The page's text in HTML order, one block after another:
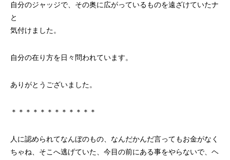
自分のジャッジで、その奥に広がっているものを遠ざけていたナ
と
気付けました。
自分の在り方を日々問われています。
ありがとうございました。
＊＊＊＊＊＊＊＊＊＊＊＊
人に認められてなんぼのもの、なんだかんだ言ってもお金がなく
ちゃね、そこへ逃げていた、今目の前にある事をやらないで、ヘ